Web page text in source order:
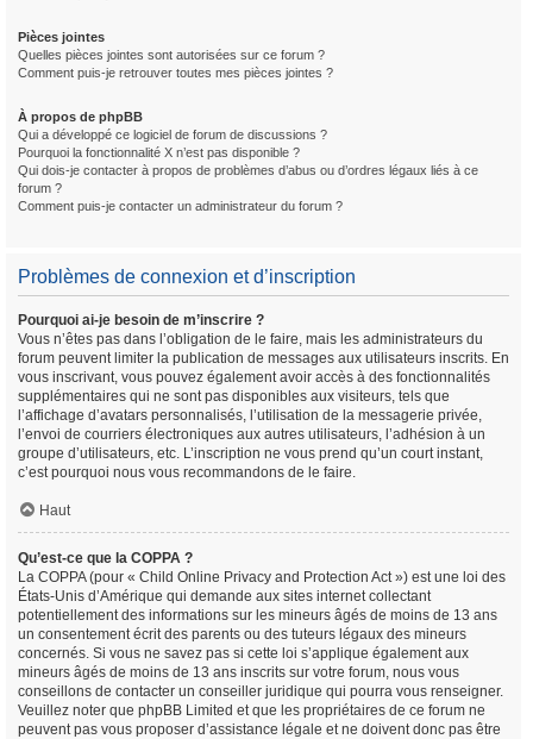
Pièces jointes
Quelles pièces jointes sont autorisées sur ce forum ?
Comment puis-je retrouver toutes mes pièces jointes ?
À propos de phpBB
Qui a développé ce logiciel de forum de discussions ?
Pourquoi la fonctionnalité X n’est pas disponible ?
Qui dois-je contacter à propos de problèmes d’abus ou d’ordres légaux liés à ce
forum ?
Comment puis-je contacter un administrateur du forum ?
Problèmes de connexion et d’inscription
Pourquoi ai-je besoin de m’inscrire ?
Vous n’êtes pas dans l’obligation de le faire, mais les administrateurs du
forum peuvent limiter la publication de messages aux utilisateurs inscrits. En
vous inscrivant, vous pouvez également avoir accès à des fonctionnalités
supplémentaires qui ne sont pas disponibles aux visiteurs, tels que
l’affichage d’avatars personnalisés, l’utilisation de la messagerie privée,
l’envoi de courriers électroniques aux autres utilisateurs, l’adhésion à un
groupe d’utilisateurs, etc. L’inscription ne vous prend qu’un court instant,
c’est pourquoi nous vous recommandons de le faire.
Haut
Qu’est-ce que la COPPA ?
La COPPA (pour « Child Online Privacy and Protection Act ») est une loi des
États-Unis d’Amérique qui demande aux sites internet collectant
potentiellement des informations sur les mineurs âgés de moins de 13 ans
un consentement écrit des parents ou des tuteurs légaux des mineurs
concernés. Si vous ne savez pas si cette loi s’applique également aux
mineurs âgés de moins de 13 ans inscrits sur votre forum, nous vous
conseillons de contacter un conseiller juridique qui pourra vous renseigner.
Veuillez noter que phpBB Limited et que les propriétaires de ce forum ne
peuvent pas vous proposer d’assistance légale et ne doivent donc pas être